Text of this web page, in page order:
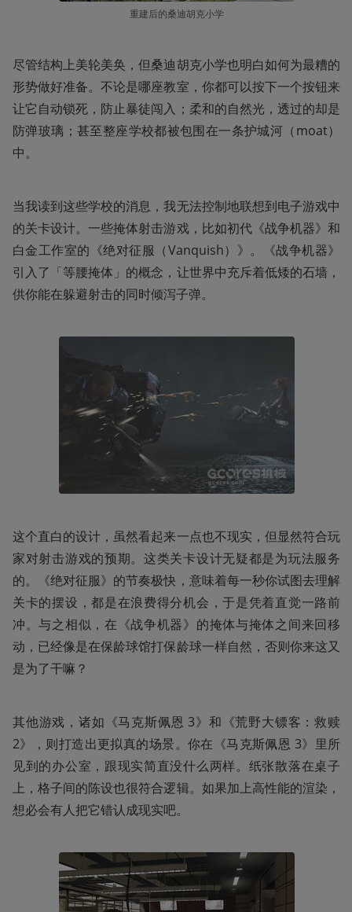
重建后的桑迪胡克小学
尽管结构上美轮美奂，但桑迪胡克小学也明白如何为最糟的
形势做好准备。不论是哪座教室，你都可以按下一个按钮来
让它自动锁死，防止暴徒闯入；柔和的自然光，透过的却是
防弹玻璃；甚至整座学校都被包围在一条护城河（moat）
中。
当我读到这些学校的消息，我无法控制地联想到电子游戏中
的关卡设计。一些掩体射击游戏，比如初代《战争机器》和
白金工作室的《绝对征服（Vanquish）》。《战争机器》
引入了「等腰掩体」的概念，让世界中充斥着低矮的石墙，
供你能在躲避射击的同时倾泻子弹。
这个直白的设计，虽然看起来一点也不现实，但显然符合玩
家对射击游戏的预期。这类关卡设计无疑都是为玩法服务
的。《绝对征服》的节奏极快，意味着每一秒你试图去理解
关卡的摆设，都是在浪费得分机会，于是凭着直觉一路前
冲。与之相似，在《战争机器》的掩体与掩体之间来回移
动，已经像是在保龄球馆打保龄球一样自然，否则你来这又
是为了干嘛？
其他游戏，诸如《马克斯佩恩 3》和《荒野大镖客：救赎
2》，则打造出更拟真的场景。你在《马克斯佩恩 3》里所
见到的办公室，跟现实简直没什么两样。纸张散落在桌子
上，格子间的陈设也很符合逻辑。如果加上高性能的渲染，
想必会有人把它错认成现实吧。